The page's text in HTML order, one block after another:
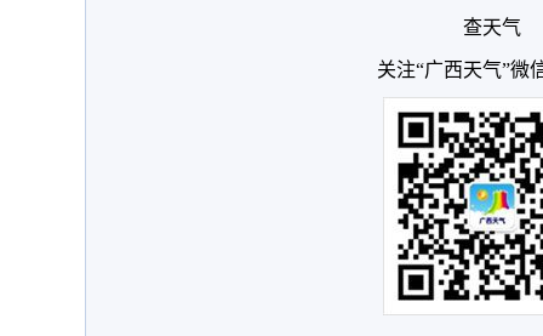
查天气
关注“广西天气”微